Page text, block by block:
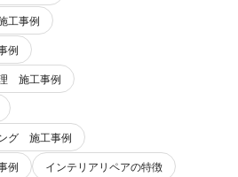
工事例
例
施工事例
グ 施工事例
例
インテリアリペアの特徴